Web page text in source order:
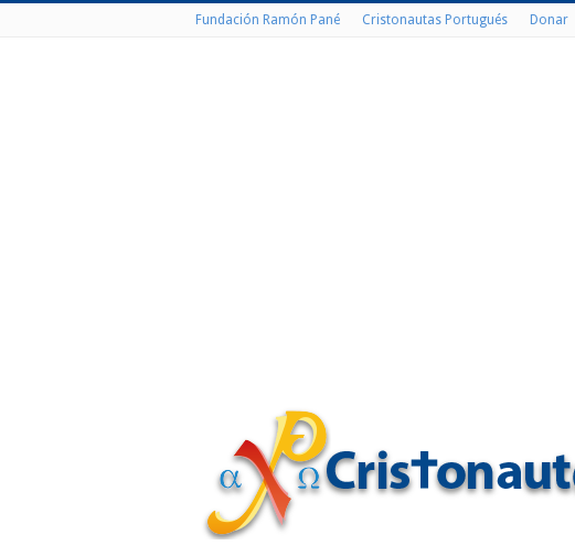
Fundación Ramón Pané Cristonautas Portugués Donar